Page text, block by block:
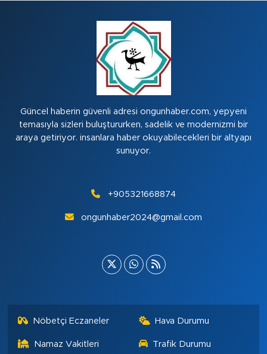
Güncel haberin güvenli adresi ongunhaber.com, yepyeni
temasıyla sizleri buluştururken, sadelik ve modernizmi bir
araya getiriyor. insanlara haber okuyabilecekleri bir altyapı
sunuyor.
+905321668874
ongunhaber2024@gmail.com
Nöbetçi Eczaneler Hava Durumu
Namaz Vakitleri Trafik Durumu